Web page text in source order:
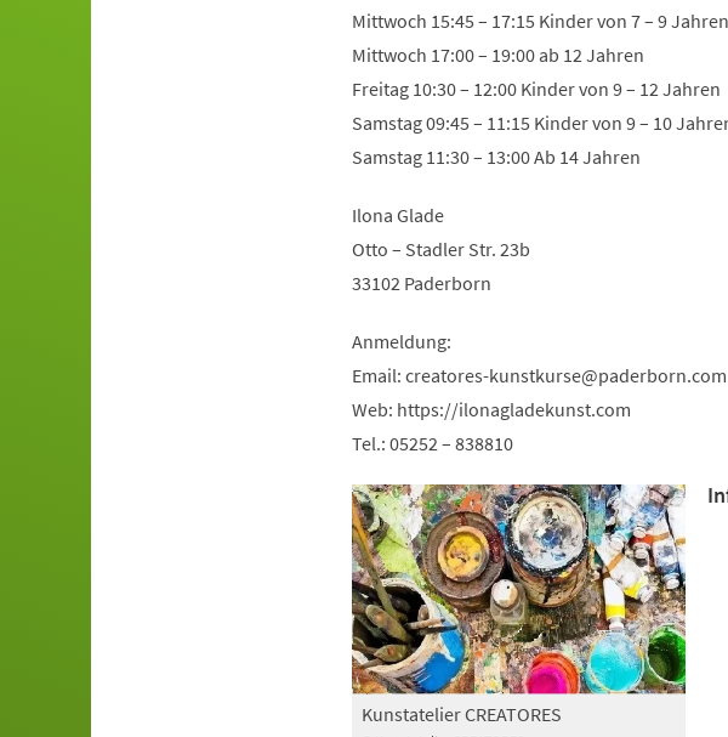
Mittwoch 15:45 – 17:15 Kinder von 7 – 9 Jahren
Mittwoch 17:00 – 19:00 ab 12 Jahren
Freitag 10:30 – 12:00 Kinder von 9 – 12 Jahren
Samstag 09:45 – 11:15 Kinder von 9 – 10
Samstag 11:30 – 13:00 Ab 14 Jahren
Ilona Glade
Otto – Stadler Str. 23b
33102 Paderborn
Anmeldung:
Email: creatores-kunstkurse paderborn com
Web: https://ilonagladekunst.com
Tel.: 05252 – 838810
Kunstatelier CREATORES